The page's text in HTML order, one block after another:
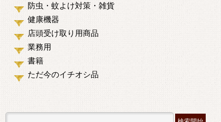
防虫・蚊よけ対策・雑貨
健康機器
店頭受け取り用商品
業務用
書籍
ただ今のイチオシ品